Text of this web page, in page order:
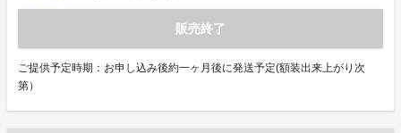
販売終了
ご提供予定時期：お申し込み後約一ヶ月後に発送予定(額装出来上がり次
第）